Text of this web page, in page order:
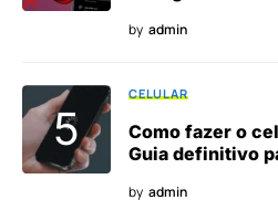
by admin
CELULAR
Como fazer o
Guia definitivo
by admin